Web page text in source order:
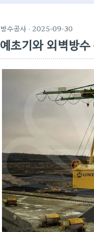
방수공사 · 2025-09-30
예초기와 외벽방